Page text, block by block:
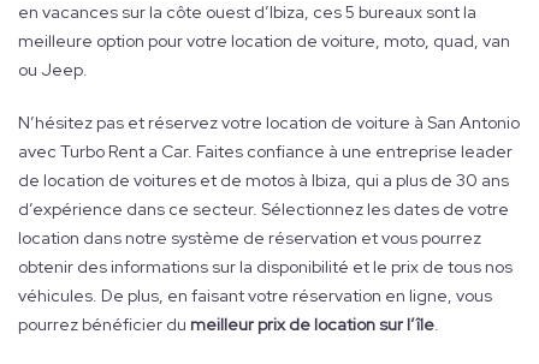
en vacances sur la côte ouest d’Ibiza, ces 5 bureaux sont la
meilleure option pour votre location de voiture, moto, quad, van
ou Jeep.
N’hésitez pas et réservez votre location de voiture à San Antonio
avec Turbo Rent a Car. Faites confiance à une entreprise leader
de location de voitures et de motos à Ibiza, qui a plus de 30 ans
d’expérience dans ce secteur. Sélectionnez les dates de votre
location dans notre système de réservation et vous pourrez
obtenir des informations sur la disponibilité et le prix de tous nos
véhicules. De plus, en faisant votre réservation en ligne, vous
pourrez bénéficier du meilleur prix de location sur l’île.